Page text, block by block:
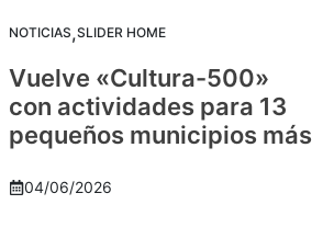
NOTICIAS,SLIDER HOME
Vuelve «Cultura-500»
con actividades para 13
pequeños municipios más
04/06/2026